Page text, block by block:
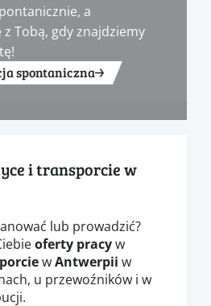
a
Tobą, gdy znajdziemy
spontaniczna
i transporcie w
lub prowadzić?
oferty pracyw
wAntwerpii w
u przewoźników i w